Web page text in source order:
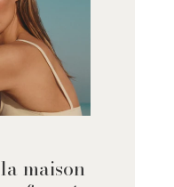
maison